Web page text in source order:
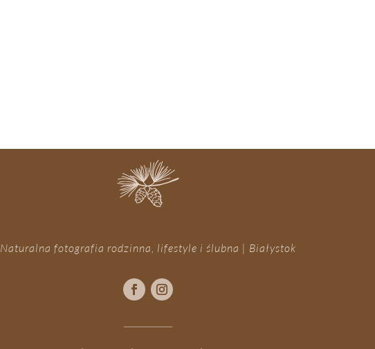
Naturalna fotografia rodzinna, lifestyle i ślubna | Białystok